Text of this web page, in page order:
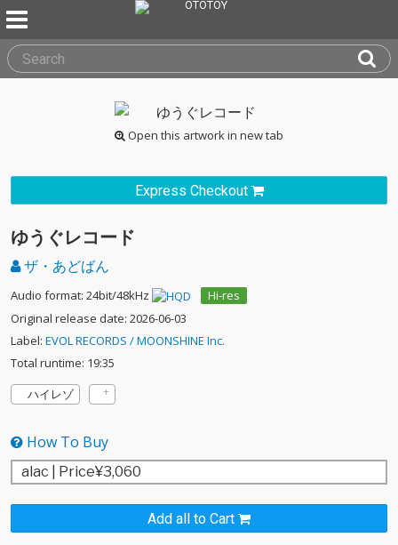
Open this artwork in new tab
Express Checkout
ゆうぐレコード
ザ・あどばん
Audio format: 24bit/48kHz
Hi-res
Original release date: 2026-06-03
Label: EVOL RECORDS / MOONSHINE Inc.
Total runtime: 19:35
ハイレゾ
How To Buy
Add all to Cart